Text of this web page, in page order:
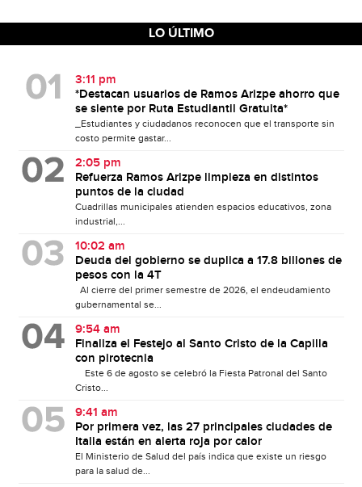
LO ÚLTIMO
3:11 pm
*Destacan usuarios de Ramos Arizpe ahorro que
se siente por Ruta Estudiantil Gratuita*
_Estudiantes y ciudadanos reconocen que el transporte sin
costo permite gastar...
2:05 pm
Refuerza Ramos Arizpe limpieza en distintos
puntos de la ciudad
Cuadrillas municipales atienden espacios educativos, zona
industrial,...
10:02 am
Deuda del gobierno se duplica a 17.8 billones de
pesos con la 4T
Al cierre del primer semestre de 2026, el endeudamiento
gubernamental se...
9:54 am
Finaliza el Festejo al Santo Cristo de la Capilla
con pirotecnia
Este 6 de agosto se celebró la Fiesta Patronal del Santo
Cristo...
9:41 am
Por primera vez, las 27 principales ciudades de
Italia están en alerta roja por calor
El Ministerio de Salud del país indica que existe un riesgo
para la salud de...